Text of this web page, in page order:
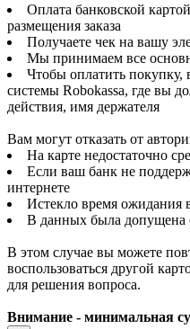
Оплата банковской
размещения заказа
Получаете чек на вашу
Мы принимаем все
Чтобы оплатить покупку,
системы Robokassa, где вы
действия, имя держателя
Вам могут отказать от
На карте недостаточно
Если ваш банк не
интернете
Истекло время ожидания
В данных была допущена
В этом случае вы можете
воспользоваться другой
для решения вопроса.
Внимание - минимальная